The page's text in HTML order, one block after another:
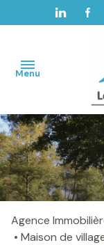
Menu
Accueil
Maisons
Terrains
Vendus
Agence
Maison de